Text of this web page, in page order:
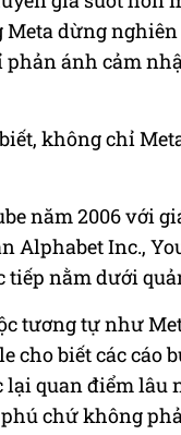
Meta dừng
phản ánh cảm
không chỉ
năm 2006 với
Alphabet Inc.,
nằm dưới
tương tự như
cho biết các cáo
lại quan điểm
chứ không